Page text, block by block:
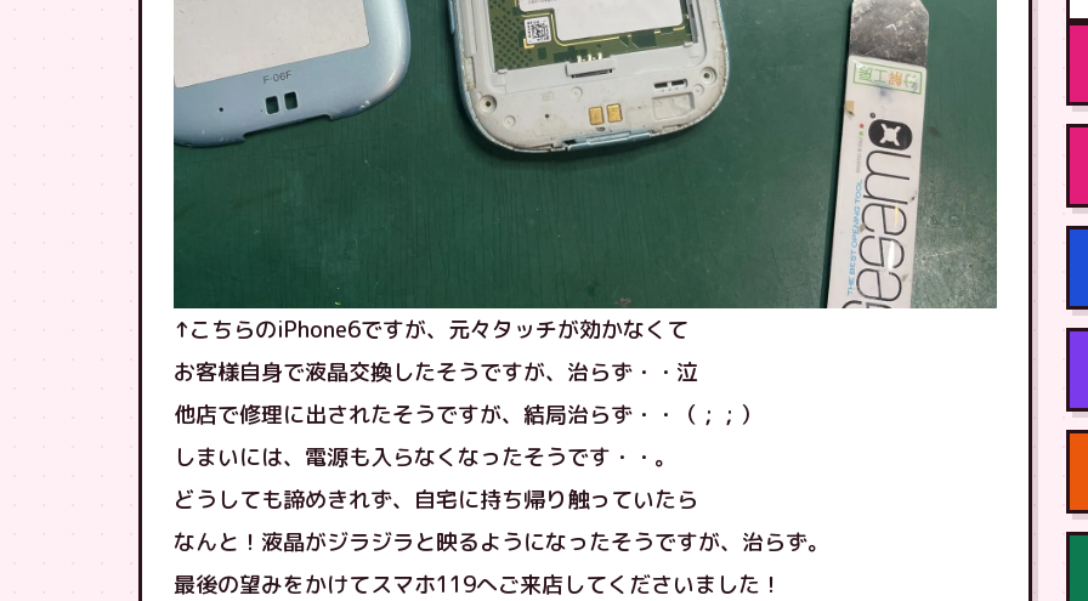
↑こちらのiPhone6ですが、元々タッチが効かなくて
お客様自身で液晶交換したそうですが、治らず・・泣
他店で修理に出されたそうですが、結局治らず・・（ ; ; ）
しまいには、電源も入らなくなったそうです・・。
どうしても諦めきれず、自宅に持ち帰り触っていたら
なんと！液晶がジラジラと映るようになったそうですが、治らず。
最後の望みをかけてスマホ119へご来店してくださいました！